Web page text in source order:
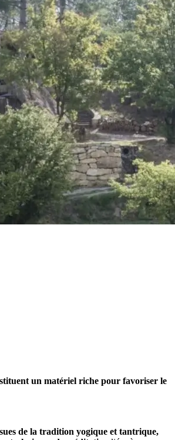
un matériel riche pour favoriser le
de la tradition yogique et tantrique,